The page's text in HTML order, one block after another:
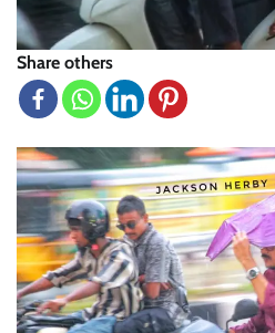
Share others